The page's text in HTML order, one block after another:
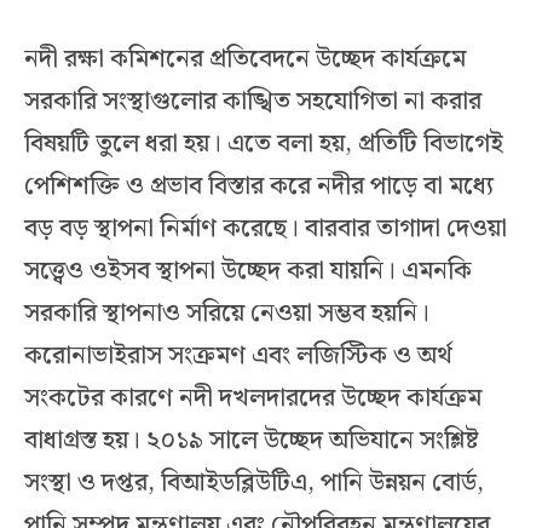
নদী রক্ষা কমিশনের প্রতিবেদনে উচ্ছেদ কার্যক্রমে
সরকারি সংস্থাগুলোর কাঙ্খিত সহযোগিতা না করার
বিষয়টি তুলে ধরা হয়। এতে বলা হয়, প্রতিটি বিভাগেই
পেশিশক্তি ও প্রভাব বিস্তার করে নদীর পাড়ে বা মধ্যে
বড় বড় স্থাপনা নির্মাণ করেছে। বারবার তাগাদা দেওয়া
সত্ত্বেও ওইসব স্থাপনা উচ্ছেদ করা যায়নি। এমনকি
সরকারি স্থাপনাও সরিয়ে নেওয়া সম্ভব হয়নি।
করোনাভাইরাস সংক্রমণ এবং লজিস্টিক ও অর্থ
সংকটের কারণে নদী দখলদারদের উচ্ছেদ কার্যক্রম
বাধাগ্রস্ত হয়। ২০১৯ সালে উচ্ছেদ অভিযানে সংশ্লিষ্ট
সংস্থা ও দপ্তর, বিআইডব্লিউটিএ, পানি উন্নয়ন বোর্ড,